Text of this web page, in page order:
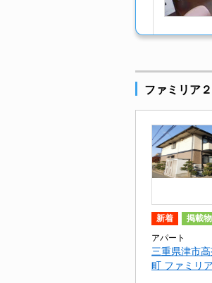
ファミリア
新着 掲載
アパート
三重県津市
町 ファミリ